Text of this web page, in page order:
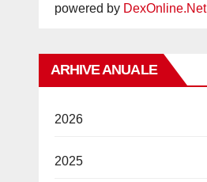
powered by DexOnline.Net
ARHIVE ANUALE
2026
2025